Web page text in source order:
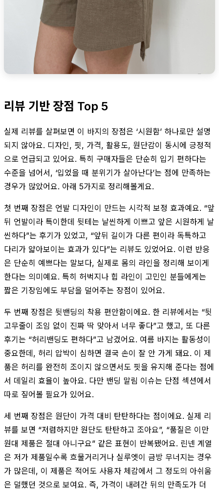
리뷰 기반 장점 Top 5
실제 리뷰를 살펴보면 이 바지의 장점은 ‘시원함’ 하나로만 설명
되지 않아요. 디자인, 핏, 가격, 활용도, 원단감이 동시에 긍정적
으로 언급되고 있어요. 특히 구매자들은 단순히 입기 편하다는
수준을 넘어서, ‘입었을 때 분위기가 살아난다’는 점에 만족하는
경우가 많았어요. 아래 5가지로 정리해볼게요.
첫 번째 장점은 언발 디자인이 만드는 시각적 보정 효과예요. “앞
뒤 언발이라 특이한데 뒷테는 날씬하게 이쁘고 앞은 시원하게 날
씬하다”는 후기가 있었고, “앞뒤 길이가 다른 편이라 독특하고
다리가 얇아보이는 효과가 있다”는 리뷰도 있었어요. 이런 반응
은 단순히 예쁘다는 말보다, 실제로 몸의 라인을 정리해 보이게
한다는 의미예요. 특히 허벅지나 힙 라인이 고민인 분들에게는
짧은 기장임에도 부담을 덜어주는 장점이 있어요.
두 번째 장점은 뒷밴딩의 착용 편안함이에요. 한 리뷰에서는 “뒷
고무줄이 조임 없이 진짜 딱 맞아서 너무 좋다”고 했고, 또 다른
후기는 “허리밴딩도 편하다”고 남겼어요. 여름 바지는 활동성이
중요한데, 허리 압박이 심하면 결국 손이 잘 안 가게 돼요. 이 제
품은 허리를 완전히 조이지 않으면서도 핏을 유지해 준다는 점에
서 데일리 효율이 높아요. 다만 밴딩 말림 이슈는 단점 섹션에서
따로 짚어볼 필요가 있어요.
세 번째 장점은 원단이 가격 대비 탄탄하다는 점이에요. 실제 리
뷰를 보면 “저렴하지만 원단도 탄탄하고 조아요”, “품질은 이만
원대 제품은 절대 아니구요” 같은 표현이 반복됐어요. 린넨 계열
은 저가 제품일수록 흐물거리거나 실루엣이 금방 무너지는 경우
가 많은데, 이 제품은 적어도 사용자 체감에서 그 정도의 아쉬움
은 덜했던 것으로 보여요. 즉, 가격이 내려간 뒤의 만족도가 더